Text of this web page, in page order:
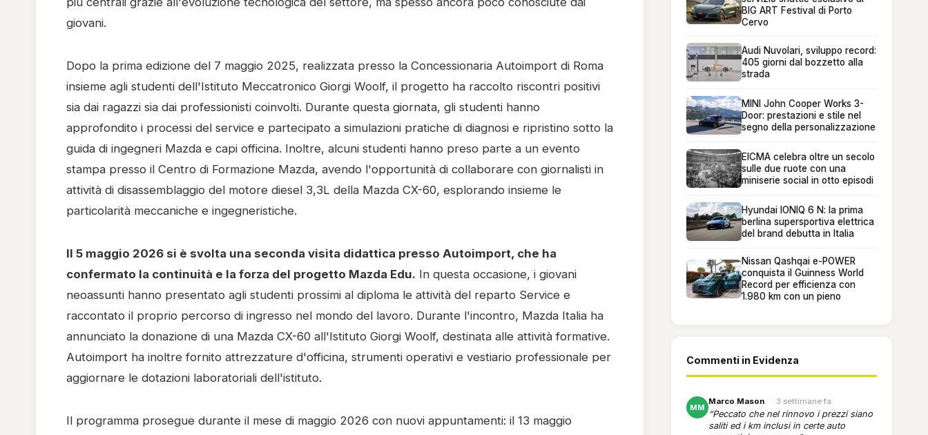
giovani.
Dopo la prima edizione del 7 maggio 2025, realizzata presso la Concessionaria Autoimport di Roma
insieme agli studenti dell'Istituto Meccatronico Giorgi Woolf, il progetto ha raccolto riscontri positivi
sia dai ragazzi sia dai professionisti coinvolti. Durante questa giornata, gli studenti hanno
approfondito i processi del service e partecipato a simulazioni pratiche di diagnosi e ripristino sotto la
guida di ingegneri Mazda e capi officina. Inoltre, alcuni studenti hanno preso parte a un evento
stampa presso il Centro di Formazione Mazda, avendo l'opportunità di collaborare con giornalisti in
attività di disassemblaggio del motore diesel 3,3L della Mazda CX-60, esplorando insieme le
particolarità meccaniche e ingegneristiche.
Il 5 maggio 2026 si è svolta una seconda visita didattica presso Autoimport, che ha
confermato la continuità e la forza del progetto Mazda Edu. In questa occasione, i giovani
neoassunti hanno presentato agli studenti prossimi al diploma le attività del reparto Service e
raccontato il proprio percorso di ingresso nel mondo del lavoro. Durante l'incontro, Mazda Italia ha
annunciato la donazione di una Mazda CX-60 all'Istituto Giorgi Woolf, destinata alle attività formative.
Autoimport ha inoltre fornito attrezzature d'officina, strumenti operativi e vestiario professionale per
aggiornare le dotazioni laboratoriali dell'istituto.
Il programma prosegue durante il mese di maggio 2026 con nuovi appuntamenti: il 13 maggio
BIG ART Festival di Porto
Cervo
Audi Nuvolari, sviluppo record:
405 giorni dal bozzetto alla
strada
MINI John Cooper Works 3-
Door: prestazioni e stile nel
segno della personalizzazione
EICMA celebra oltre un secolo
sulle due ruote con una
miniserie social in otto episodi
Hyundai IONIQ 6 N: la prima
berlina supersportiva elettrica
del brand debutta in Italia
Nissan Qashqai e-POWER
conquista il Guinness World
Record per efficienza con
1.980 km con un pieno
Commenti in Evidenza
MM
Marco Mason · 3 settimane fa
“Peccato che nel rinnovo i prezzi siano
saliti ed i km inclusi in certe auto